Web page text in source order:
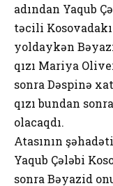
adından Yaqub
təcili Kosovadakı
yoldaykən
qızı Mariya
sonra Dəspinə
qızı bundan
olacaqdı.
Atasının
Yaqub Çələbi
sonra Bəyazid